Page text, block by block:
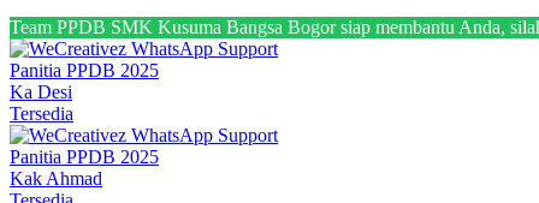
Team PPDB SMK Kusuma Bangsa Bogor siap membantu Anda,
Panitia PPDB 2025
Ka Desi
Tersedia
Panitia PPDB 2025
Kak Ahmad